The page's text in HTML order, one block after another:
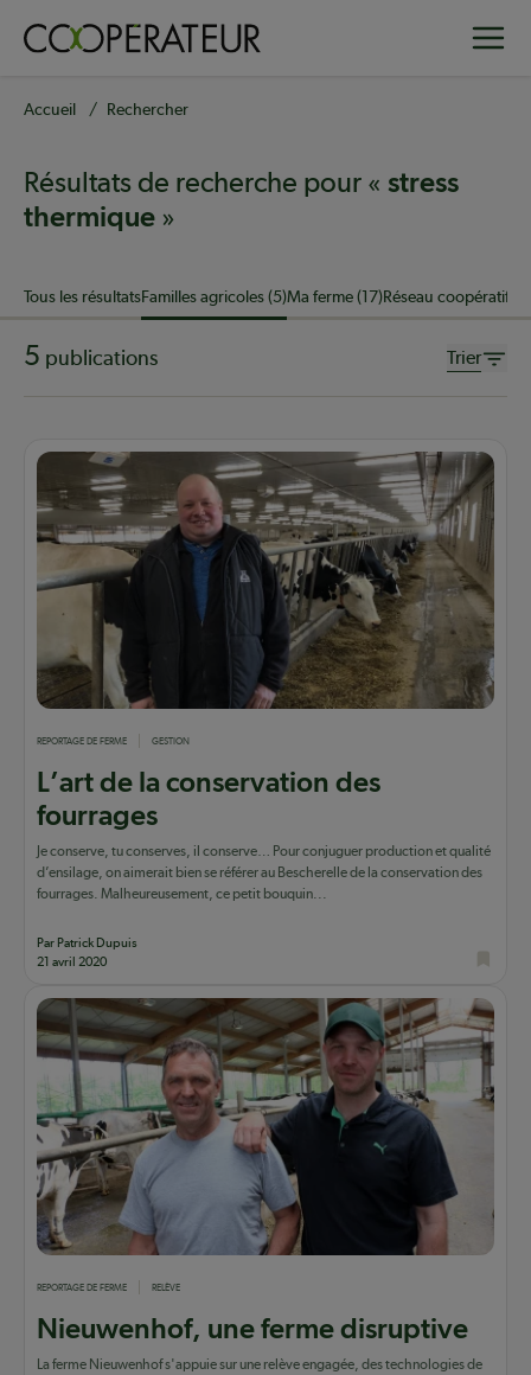
principal
Fil
Accueil Rechercher
Résultats de recherche pour « stress
thermique »
Tous les résultatsFamilles agricoles (5)Ma ferme (17)Réseau coopératif (3)
5 publications Trier
REPORTAGE DE FERME GESTION
L’art de la conservation des
fourrages
Je conserve, tu conserves, il conserve… Pour conjuguer production et qualité
d’ensilage, on aimerait bien se référer au Bescherelle de la conservation des
fourrages. Malheureusement, ce petit bouquin...
Par Patrick Dupuis
21 avril 2020
REPORTAGE DE FERME RELÈVE
Nieuwenhof, une ferme disruptive
La ferme Nieuwenhof s'appuie sur une relève engagée, des technologies de